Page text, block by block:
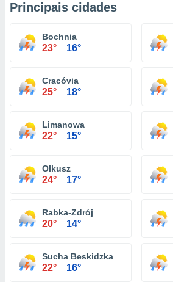
Principais cidades
Bochnia
23° 16°
Cracóvia
25° 18°
Limanowa
22° 15°
Olkusz
24° 17°
Rabka-Zdrój
20° 14°
Sucha Beskidzka
22° 16°